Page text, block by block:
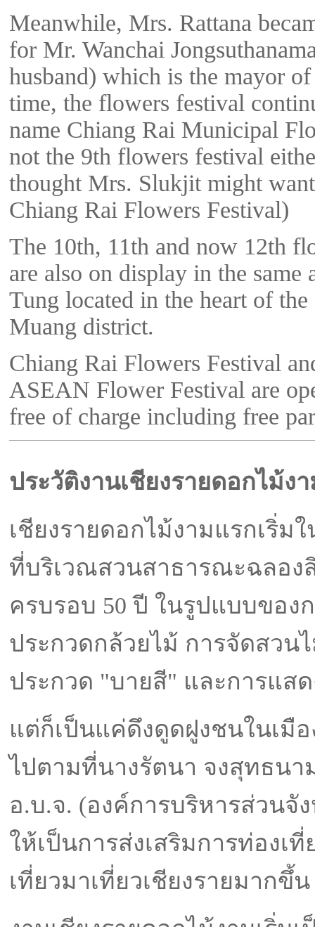
Meanwhile, Mrs. Rattana
for Mr. Wanchai
husband) which is the mayor
time, the flowers festival
name Chiang Rai Municipal
not the 9th flowers festival
thought Mrs. Slukjit might
Chiang Rai Flowers Festival)
The 10th, 11th and now 12th
are also on display in the same
Tung located in the heart of
Muang district.
Chiang Rai Flowers Festival
ASEAN Flower Festival are
free of charge including free
ประวัติงานเชียงรายดอกไม้ง
เชียงรายดอกไม้งามแรกเริ่มใ
ที่บริเวณสวนสาธารณะฉลอง
ครบรอบ 50 ปี ในรูปแบบของ
ประกวดกล้วยไม้ การจัดสวน
ประกวด "บายสี" และการแส
แต่ก็เป็นแค่ดึงดูดฝูงชนในเมือ
ไปตามที่นางรัตนา จงสุทธน
อ.บ.จ. (องค์การบริหารส่วนจั
ให้เป็นการส่งเสริมการท่องเ
เที่ยวมาเที่ยวเชียงรายมากขึ้น